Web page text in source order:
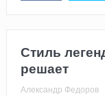
Стиль
решает
Александр Федоров